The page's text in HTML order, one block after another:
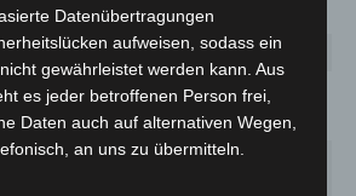
(+6) 2 068,9
(+4) 3 457,7 270
(+16) 2 014,9 150
Datenübertragungen
aufweisen, sodass ein
gewährleistet werden kann. Aus
es jeder betroffenen Person frei,
Daten auch auf alternativen Wegen,
an uns zu übermitteln.